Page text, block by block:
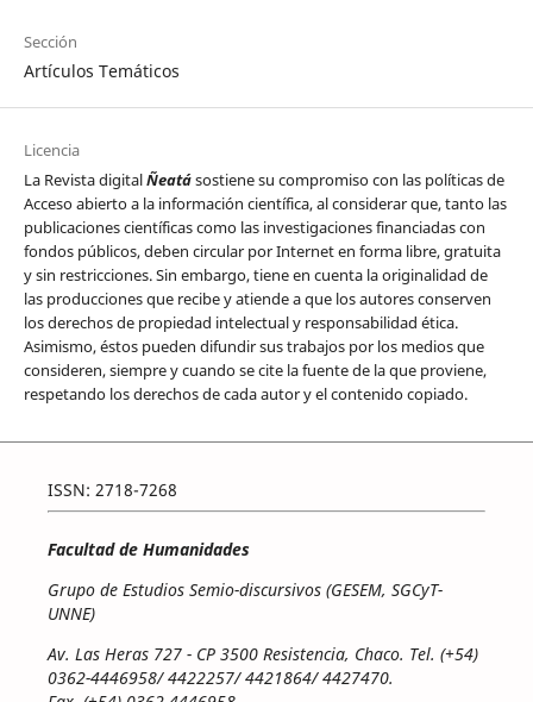
Sección
Artículos Temáticos
Licencia
La Revista digitalÑeatásostiene su compromiso con las políticas de
Acceso abierto a la información científica, al considerar que, tanto las
publicaciones científicas como las investigaciones financiadas con
fondos públicos, deben circular por Internet en forma libre, gratuita
y sin restricciones. Sin embargo, tiene en cuenta la originalidad de
las producciones que recibe y atiende a que los autores conserven
los derechos de propiedad intelectual y responsabilidad ética.
Asimismo, éstos pueden difundir sus trabajos por los medios que
consideren, siempre y cuando se cite la fuente de la que proviene,
respetando los derechos de cada autor y el contenido copiado.
ISSN: 2718-7268
Facultad de Humanidades
Grupo de Estudios Semio-discursivos (GESEM, SGCyT-
UNNE)
Av. Las Heras 727 - CP 3500 Resistencia, Chaco. Tel. (+54)
0362-4446958/ 4422257/ 4421864/ 4427470.